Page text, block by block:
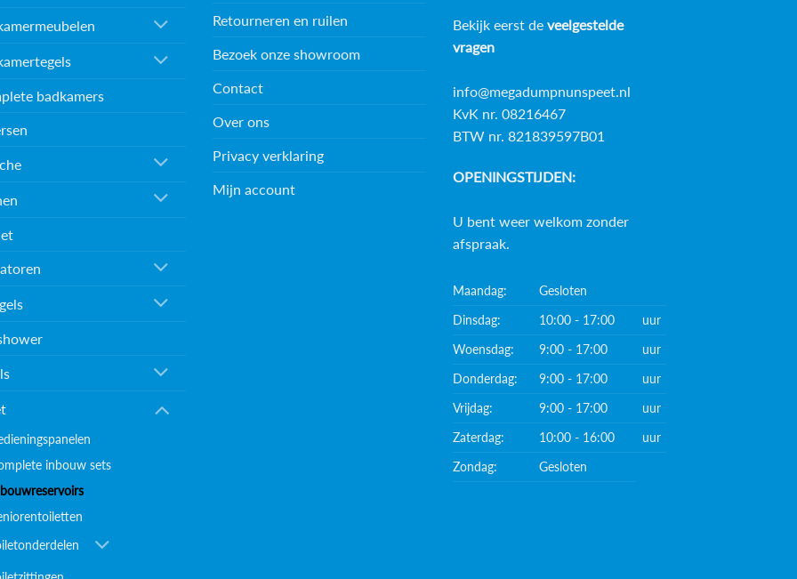
badkamers
inbouw sets
Retourneren en ruilen
Bezoek onze showroom
Contact
Over ons
Privacy verklaring
Mijn account
Bekijk eerst de veelgestelde
vragen
info@megadumpnunspeet.nl
KvK nr. 08216467
BTW nr. 821839597B01
OPENINGSTIJDEN:
U bent weer welkom zonder
afspraak.
Maandag:
Gesloten
Dinsdag:
10:00 - 17:00
uur
Woensdag:
9:00 - 17:00
uur
Donderdag:
9:00 - 17:00
uur
Vrijdag:
9:00 - 17:00
uur
Zaterdag:
10:00 - 16:00
uur
Zondag:
Gesloten